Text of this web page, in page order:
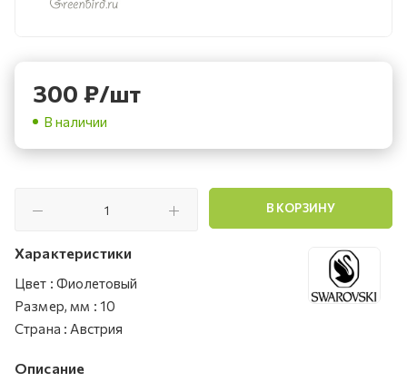
300 ₽/шт
В наличии
В КОРЗИНУ
Характеристики
Цвет : Фиолетовый
Размер, мм : 10
Страна : Австрия
Описание